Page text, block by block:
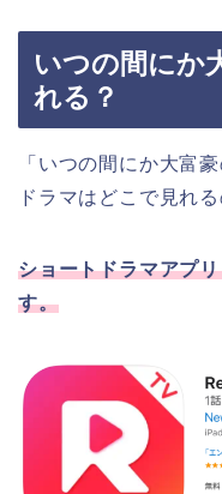
いつの間にか
れる？
「いつの間にか大富
ドラマはどこで見れ
ショートドラマアプ
す。